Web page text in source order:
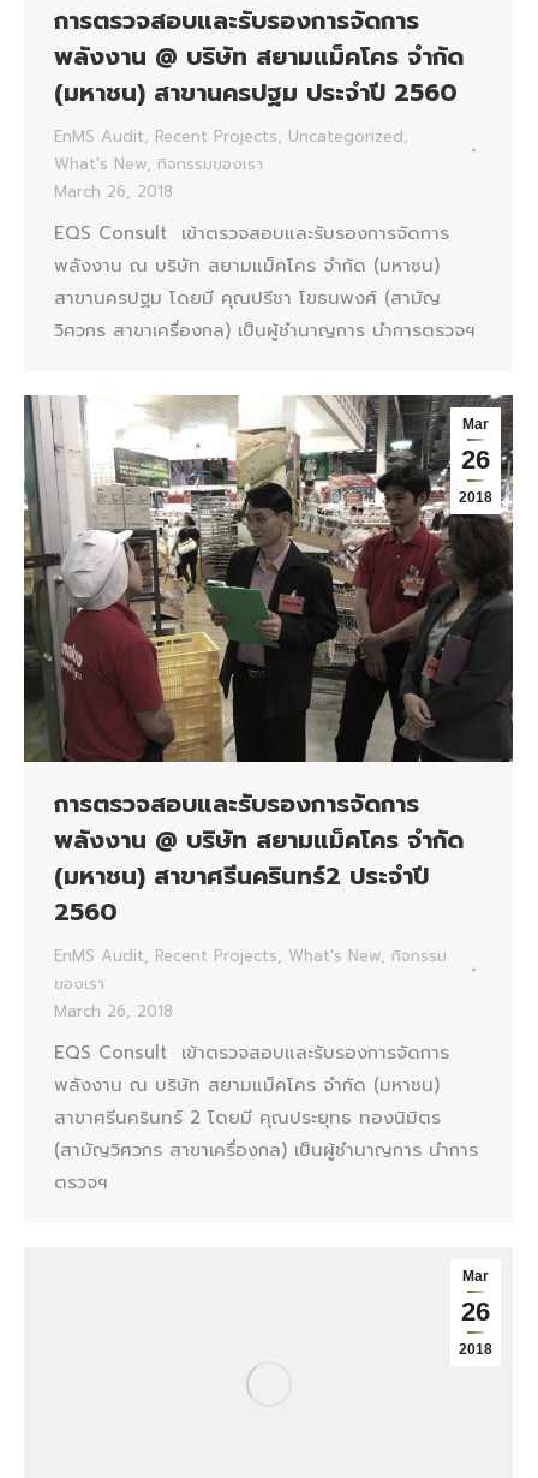
การตรวจสอบและรับรองการจัดการ
พลังงาน @ บริษัท สยามแม็คโคร จำกัด
(มหาชน) สาขานครปฐม ประจำปี 2560
EnMS Audit, Recent Projects, Uncategorized,
What's New, กิจกรรมของเรา
March 26, 2018
EQS Consult เข้าตรวจสอบและรับรองการจัดการ
พลังงาน ณ บริษัท สยามแม็คโคร จำกัด (มหาชน)
สาขานครปฐม โดยมี คุณปรีชา โขธนพงศ์ (สามัญ
วิศวกร สาขาเครื่องกล) เป็นผู้ชำนาญการ นำการตรวจฯ
Mar
26
2018
การตรวจสอบและรับรองการจัดการ
พลังงาน @ บริษัท สยามแม็คโคร จำกัด
(มหาชน) สาขาศรีนครินทร์2 ประจำปี
2560
EnMS Audit, Recent Projects, What's New, กิจกรรม
ของเรา
March 26, 2018
EQS Consult เข้าตรวจสอบและรับรองการจัดการ
พลังงาน ณ บริษัท สยามแม็คโคร จำกัด (มหาชน)
สาขาศรีนครินทร์ 2 โดยมี คุณประยุทธ ทองนิมิตร
(สามัญวิศวกร สาขาเครื่องกล) เป็นผู้ชำนาญการ นำการ
ตรวจฯ
Mar
26
2018